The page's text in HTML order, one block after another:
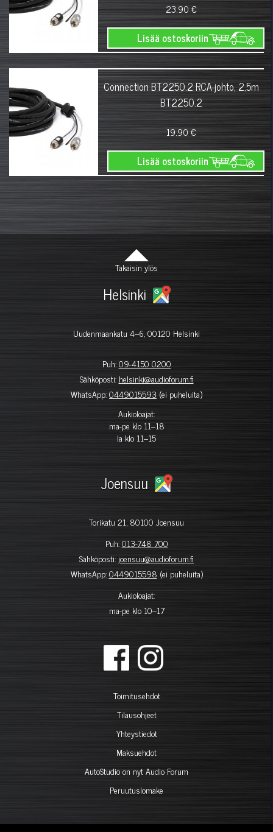
23.90 €
Lisää ostoskoriin
Connection BT2250.2 RCA-johto, 2,5m
BT2250.2
19.90 €
Lisää ostoskoriin
Takaisin ylös
Helsinki
Uudenmaankatu 4–6, 00120 Helsinki
Puh:09-4150 0200
Sähköposti: helsinki@audioforum.fi
WhatsApp:0449015593 (ei puheluita)
Aukioloajat:
ma-pe klo 11–18
la klo 11–15
Joensuu
Torikatu 21, 80100 Joensuu
Puh:013-748 700
Sähköposti: joensuu@audioforum.fi
WhatsApp:0449015598 (ei puheluita)
Aukioloajat:
ma-pe klo 10–17
Toimitusehdot
Tilausohjeet
Yhteystiedot
Maksuehdot
AutoStudio on nyt Audio Forum
Peruutuslomake